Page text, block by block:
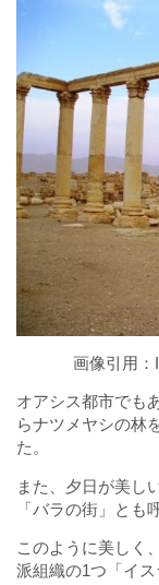
画像引用：
オアシス都市でも
らナツメヤシの林
た。
また、夕日が美し
「バラの街」とも
このように美しく
派組織の1つ「イ